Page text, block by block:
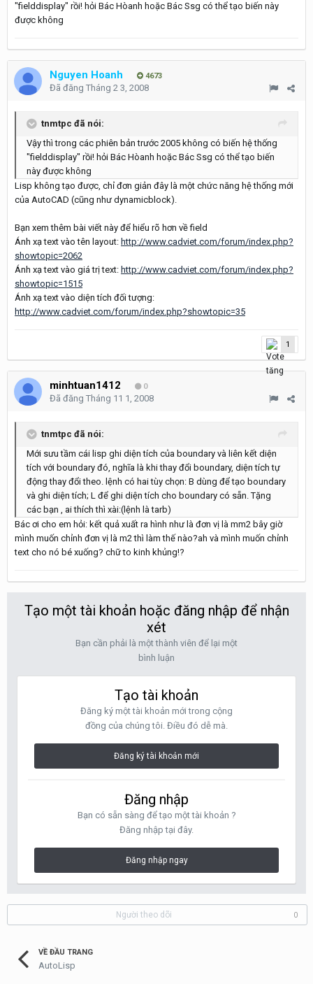
"fielddisplay" rồi! hỏi Bác Hòanh hoặc Bác Ssg có thể tạo biến này
được không
Nguyen Hoanh 4673
Đã đăng Tháng 2 3, 2008
tnmtpc đã nói:
Vậy thì trong các phiên bản trước 2005 không có biến hệ thống
"fielddisplay" rồi! hỏi Bác Hòanh hoặc Bác Ssg có thể tạo biến
này được không
Lisp không tạo được, chỉ đơn giản đây là một chức năng hệ thống mới
của AutoCAD (cũng như dynamicblock).
Bạn xem thêm bài viết này để hiểu rõ hơn về field
Ánh xạ text vào tên layout: http://www.cadviet.com/forum/index.php?
showtopic=2062
Ánh xạ text vào giá trị text: http://www.cadviet.com/forum/index.php?
showtopic=1515
Ánh xạ text vào diện tích đối tượng:
http://www.cadviet.com/forum/index.php?showtopic=35
1
minhtuan1412 0
Đã đăng Tháng 11 1, 2008
tnmtpc đã nói:
Mới sưu tầm cái lisp ghi diện tích của boundary và liên kết diện
tích với boundary đó, nghĩa là khi thay đổi boundary, diện tích tự
động thay đổi theo. lệnh có hai tùy chọn: B dùng để tạo boundary
và ghi diện tích; L để ghi diện tích cho boundary có sẵn. Tặng
các bạn , ai thích thì xài:(lệnh là tarb)
Bác ơi cho em hỏi: kết quả xuất ra hình như là đơn vị là mm2 bây giờ
mình muốn chỉnh đơn vị là m2 thì làm thế nào?ah và mình muốn chỉnh
text cho nó bé xuống? chữ to kinh khủng!?
Tạo một tài khoản hoặc đăng nhập để nhận
xét
Bạn cần phải là một thành viên để lại một
bình luận
Tạo tài khoản
Đăng ký một tài khoản mới trong cộng
đồng của chúng tôi. Điều đó dễ mà.
Đăng ký tài khoản mới
Đăng nhập
Bạn có sẵn sàng để tạo một tài khoản ?
Đăng nhập tại đây.
Đăng nhập ngay
Người theo dõi 0
VỀ ĐẦU TRANG
AutoLisp